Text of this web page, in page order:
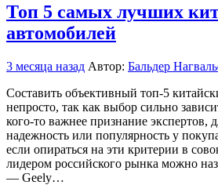
Топ 5 самых лучших
автомобилей
3 месяца назад Автор: Бальдер
Составить объективный топ-5
непросто, так как выбор сильно
кого-то важнее признание экспертов,
надежность или популярность у
если опираться на эти критерии в
лидером российского рынка можно
— Geely…